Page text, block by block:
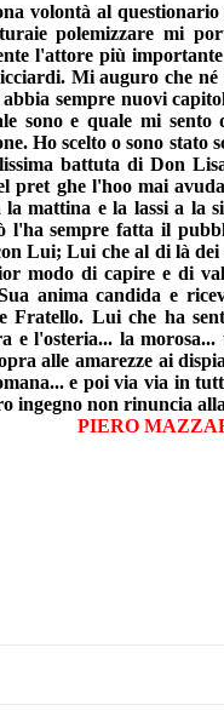
volontà al
polemizzare mi
l'attore più
Mi auguro che
sempre nuovi
sono e quale mi
Ho scelto o sono
battuta di Don
pret ghe l'hoo mai
mattina e la lassi a la
sempre fatta il
Lui; Lui che al di là
modo di capire e di
anima candida e
Fratello. Lui che ha
e l'osteria... la
alle amarezze ai
e poi via via in
ingegno non rinuncia